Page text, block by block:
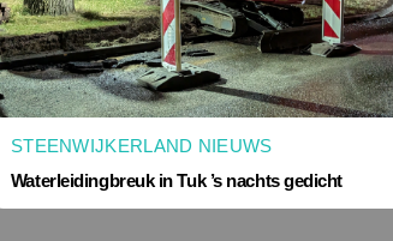
STEENWIJKERLAND NIEUWS
Waterleidingbreuk in Tuk ’s nachts gedicht